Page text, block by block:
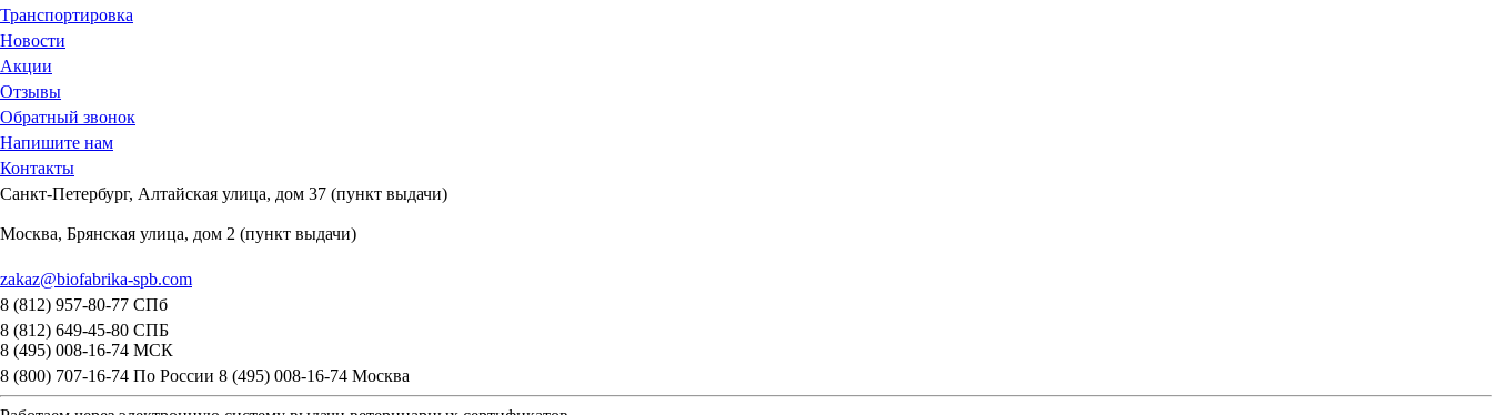
Транспортировка
Новости
Акции
Отзывы
Обратный звонок
Напишите нам
Контакты
Санкт-Петербург, Алтайская улица, дом 37 (пункт выдачи)
Москва, Брянская улица, дом 2 (пункт выдачи)
zakaz@biofabrika-spb.com
8 (812) 957-80-77 СПб
8 (812) 649-45-80 СПБ
8 (495) 008-16-74 МСК
8 (800) 707-16-74 По России 8 (495) 008-16-74 Москва